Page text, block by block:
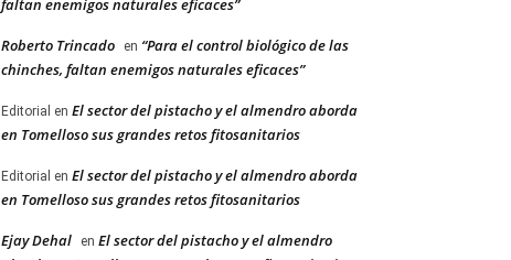
faltan enemigos naturales eficaces”
Roberto Trincado en “Para el control biológico de las
chinches, faltan enemigos naturales eficaces”
Editorial en El sector del pistacho y el almendro aborda
en Tomelloso sus grandes retos fitosanitarios
Editorial en El sector del pistacho y el almendro aborda
en Tomelloso sus grandes retos fitosanitarios
Ejay Dehal en El sector del pistacho y el almendro